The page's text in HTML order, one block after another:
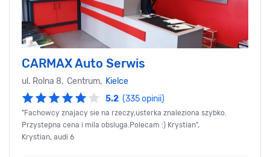
CARMAX Auto Serwis
ul. Rolna 8, Centrum, Kielce
5.2 (335 opinii)
"Fachowcy znajacy sie na rzeczy,usterka znaleziona szybko.
Przystepna cena i mila obsluga.Polecam :) Krystian",
Krystian, audi 6